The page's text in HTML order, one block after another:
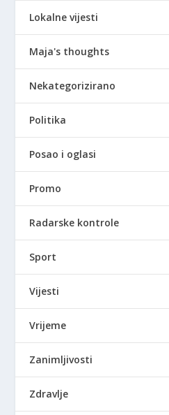
Lokalne vijesti
Maja's thoughts
Nekategorizirano
Politika
Posao i oglasi
Promo
Radarske kontrole
Sport
Vijesti
Vrijeme
Zanimljivosti
Zdravlje